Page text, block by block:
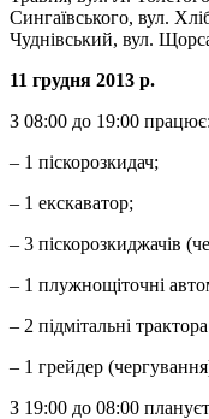
Сингаївського, вул.
Чуднівський, вул.
11 грудня 2013 р.
З 08:00 до 19:00 працює:
– 1 піскорозкидач;
– 1 екскаватор;
– 3 піскорозкиджачів
– 1 плужнощіточні
– 2 підмітальні
– 1 грейдер
З 19:00 до 08:00